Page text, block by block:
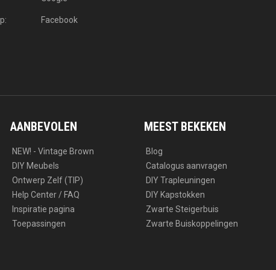
Facebook
AANBEVOLEN
NEW! - Vintage Brown
DIY Meubels
Ontwerp Zelf (TIP)
Help Center / FAQ
Inspiratie pagina
Toepassingen
MEEST BEKEKEN
Blog
Catalogus aanvragen
DIY Trapleuningen
DIY Kapstokken
Zwarte Steigerbuis
Zwarte Buiskoppelingen